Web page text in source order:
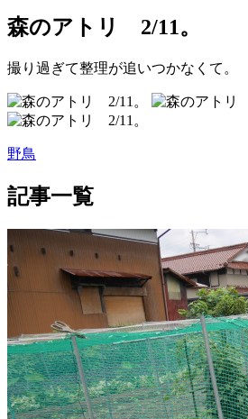
森のアトリ 2/11。
撮り過ぎて整理が追いつかなくて。
野鳥
記事一覧